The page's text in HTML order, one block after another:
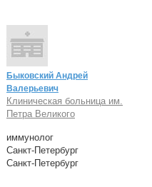
Быковский Андрей
Валерьевич
Клиническая больница им.
Петра Великого
иммунолог
Санкт-Петербург
Санкт-Петербург